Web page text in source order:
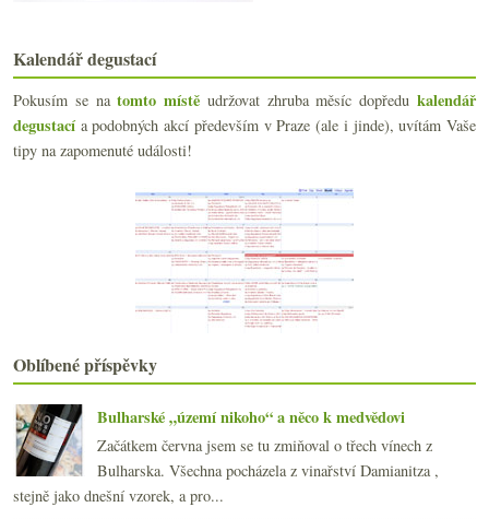
Podzim a sympaticky obludná Valpolicella
V demižonech to dobublává a bezva Juhfark
Chlastací červené a jurská šardonka
Povedené italské Chardonnay
Fino co vlastně ani není sherry
Noma pivko a lákadlo na (možná) budoucí články
Champagne Krug část III. – ročníky & Clos…
Kohoutek s tasmánským pinotem
Strýček Béla a jeho bezva bílá
června(17)
►května
►dubna(21)
►března(21)
►února(20)
►ledna(22)
Kalendář degustací
Pokusím se natomto místě udržovat zhruba měsíc dopředukalendář
degustacía podobných akcí především v Praze (ale i jinde), uvítám Vaše
tipy na zapomenuté události!
Oblíbené příspěvky
Bulharské „území nikoho“ a něco k medvědovi
Začátkem června jsem se tu zmiňoval o třech vínech z
Bulharska. Všechna pocházela z vinařství Damianitza ,
stejně jako dnešní vzorek, a pro...